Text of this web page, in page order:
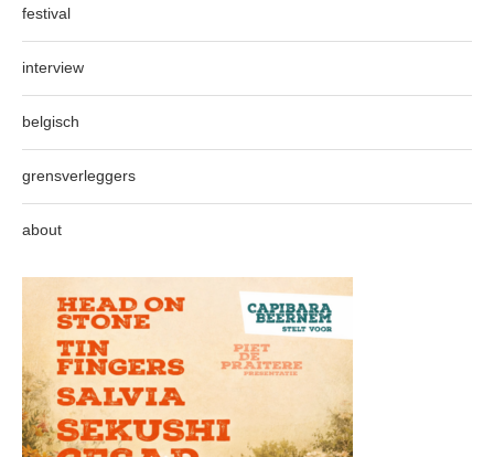
festival
interview
belgisch
grensverleggers
about